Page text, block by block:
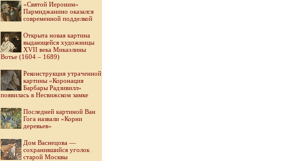
«Святой Иероним»
Пармиджанино оказался
современной подделкой
Открыта новая картина
выдающейся художницы
XVII века Микаэлины
Вотье (1604 – 1689)
Реконструкция утраченной
картины «Коронация
Барбары Радзивилл»
появилась в Несвижском замке
Последней картиной Ван
Гога назвали «Корни
деревьев»
Дом Васнецова —
сохранившийся уголок
старой Москвы